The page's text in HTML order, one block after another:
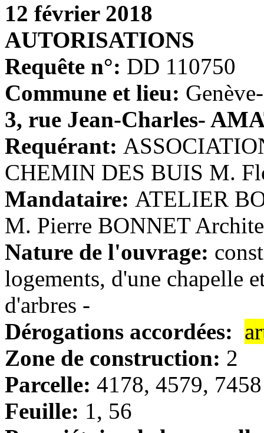
12 février 2018
AUTORISATIONS
Requête n°: DD 110750
Commune et lieu:
3, rue Jean-Charles-
Requérant:
CHEMIN DES BUIS M.
Mandataire: ATELIER
M. Pierre BONNET
Nature de l'ouvrage:
logements, d'une chapelle
d'arbres -
Dérogations accordées:
Zone de construction: 2
Parcelle: 4178, 4579, 7458
Feuille: 1, 56